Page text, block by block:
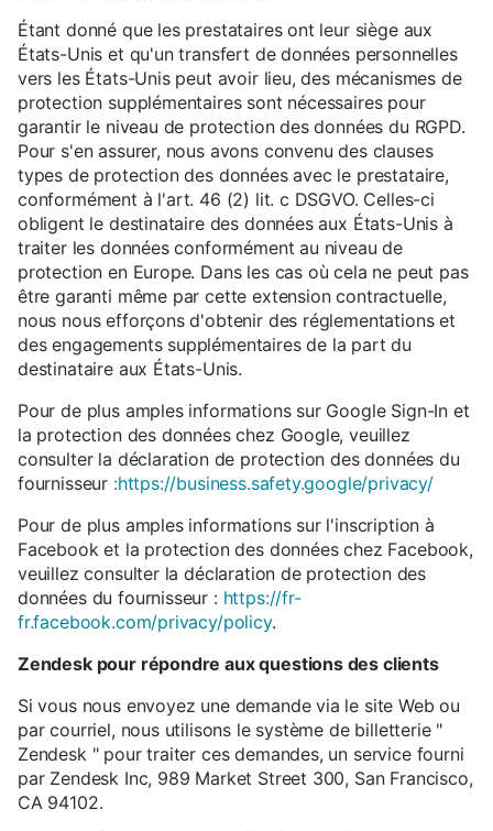
Étant donné que les prestataires ont leur siège aux
États-Unis et qu'un transfert de données personnelles
vers les États-Unis peut avoir lieu, des mécanismes de
protection supplémentaires sont nécessaires pour
garantir le niveau de protection des données du RGPD.
Pour s'en assurer, nous avons convenu des clauses
types de protection des données avec le prestataire,
conformément à l'art. 46 (2) lit. c DSGVO. Celles-ci
obligent le destinataire des données aux États-Unis à
traiter les données conformément au niveau de
protection en Europe. Dans les cas où cela ne peut pas
être garanti même par cette extension contractuelle,
nous nous efforçons d'obtenir des réglementations et
des engagements supplémentaires de la part du
destinataire aux États-Unis.
Pour de plus amples informations sur Google Sign-In et
la protection des données chez Google, veuillez
consulter la déclaration de protection des données du
fournisseur :https://business.safety.google/privacy/
Pour de plus amples informations sur l'inscription à
Facebook et la protection des données chez Facebook,
veuillez consulter la déclaration de protection des
données du fournisseur : https://fr-
fr.facebook.com/privacy/policy.
Zendesk pour répondre aux questions des clients
Si vous nous envoyez une demande via le site Web ou
par courriel, nous utilisons le système de billetterie "
Zendesk " pour traiter ces demandes, un service fourni
par Zendesk Inc, 989 Market Street 300, San Francisco,
CA 94102.